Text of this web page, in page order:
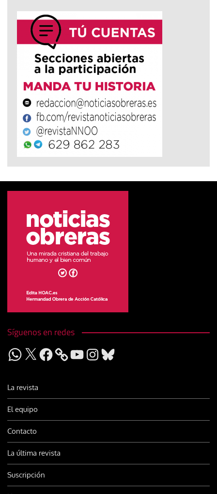
Síguenos en redes
WhatsApp
X Facebook YouTubeInstagram
Bluesky
La revista
El equipo
Contacto
La última revista
Suscripción